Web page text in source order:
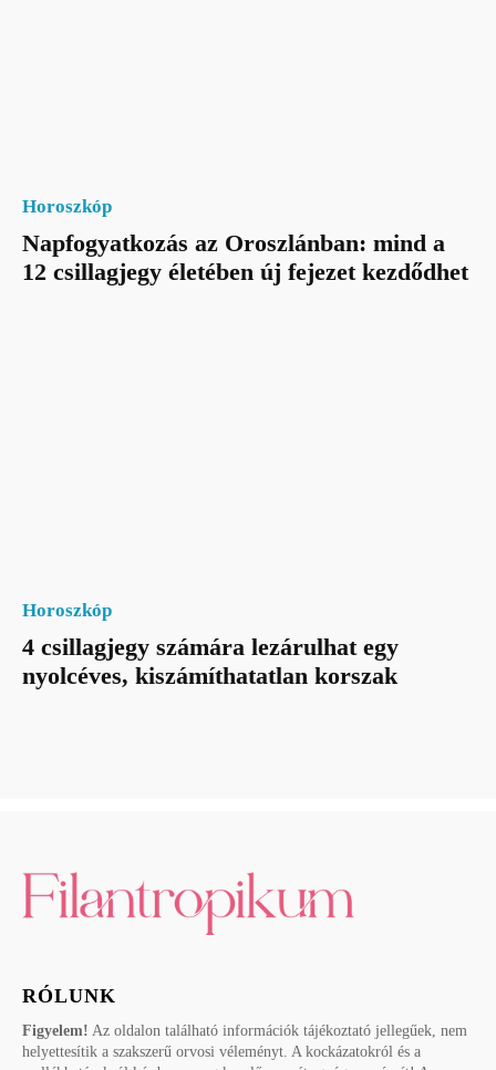
Horoszkóp
Napfogyatkozás az Oroszlánban: mind a
12 csillagjegy életében új fejezet kezdődhet
Horoszkóp
4 csillagjegy számára lezárulhat egy
nyolcéves, kiszámíthatatlan korszak
RÓLUNK
Figyelem! Az oldalon található információk tájékoztató jellegűek, nem
helyettesítik a szakszerű orvosi véleményt. A kockázatokról és a